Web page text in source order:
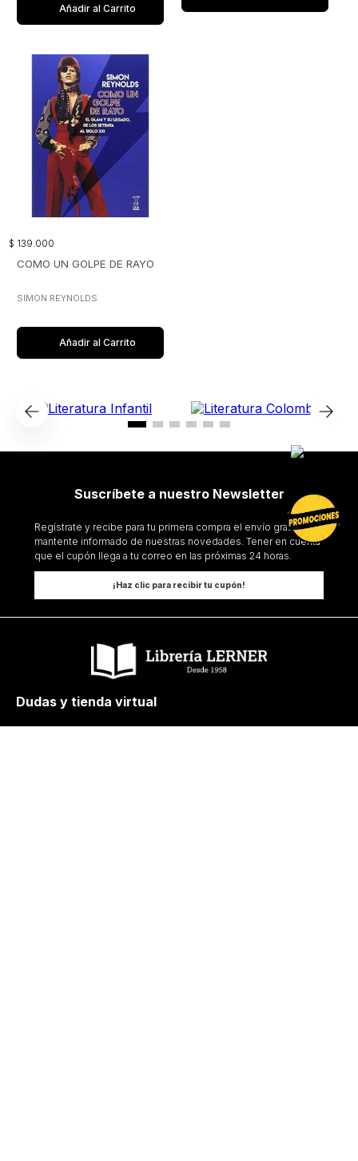
Añadir al Carrito
$ 139.000
COMO UN GOLPE DE RAYO
SIMON REYNOLDS
Añadir al Carrito
Suscríbete a nuestro Newsletter
Regístrate y recibe para tu primera compra el envío gratis y
mantente informado de nuestras novedades. Tener en cuenta
que el cupón llega a tu correo en las próximas 24 horas.
¡Haz clic para recibir tu cupón!
Dudas y tienda virtual
+57 320 343 2919